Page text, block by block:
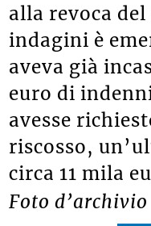
alla revoca
indagini è
aveva già
euro di
avesse
riscosso,
circa 11 mila
Foto d’archivio